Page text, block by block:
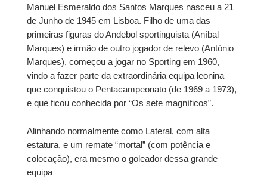
Manuel Esmeraldo dos Santos Marques nasceu a 21
de Junho de 1945 em Lisboa. Filho de uma das
primeiras figuras do Andebol sportinguista (Aníbal
Marques) e irmão de outro jogador de relevo (António
Marques), começou a jogar no Sporting em 1960,
vindo a fazer parte da extraordinária equipa leonina
que conquistou o Pentacampeonato (de 1969 a 1973),
e que ficou conhecida por “Os sete magníficos”.
Alinhando normalmente como Lateral, com alta
estatura, e um remate “mortal” (com potência e
colocação), era mesmo o goleador dessa grande
equipa